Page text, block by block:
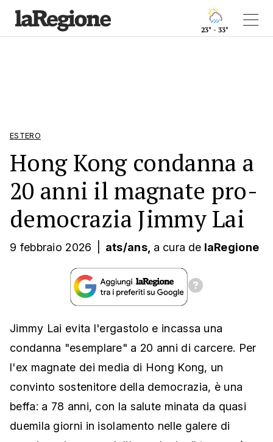
23° - 33°
ESTERO
Hong Kong condanna a
20 anni il magnate pro-
democrazia Jimmy Lai
9 febbraio 2026 ats/ans, a cura de laRegione
Jimmy Lai evita l'ergastolo e incassa una
condanna "esemplare" a 20 anni di carcere. Per
l'ex magnate dei media di Hong Kong, un
convinto sostenitore della democrazia, è una
beffa: a 78 anni, con la salute minata da quasi
duemila giorni in isolamento nelle galere di